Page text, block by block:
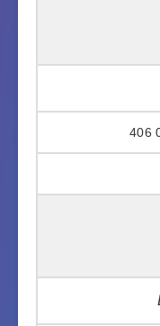
406